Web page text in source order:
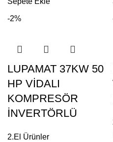
-2%
LUPAMAT 37KW 50
HP VİDALI
KOMPRESÖR
İNVERTÖRLÜ
2.El Ürünler